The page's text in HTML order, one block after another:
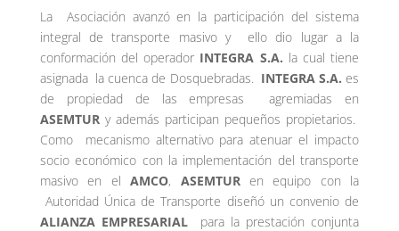
La Asociación avanzó en la participación del sistema
integral de transporte masivo y ello dio lugar a la
conformación del operador INTEGRA S.A. la cual tiene
asignada la cuenca de Dosquebradas. INTEGRA S.A. es
de propiedad de las empresas agremiadas en
ASEMTUR y además participan pequeños propietarios.
Como mecanismo alternativo para atenuar el impacto
socio económico con la implementación del transporte
masivo en elAMCO, ASEMTURen equipo con la
Autoridad Única de Transporte diseñó un convenio de
ALIANZA EMPRESARIALpara la prestación conjunta